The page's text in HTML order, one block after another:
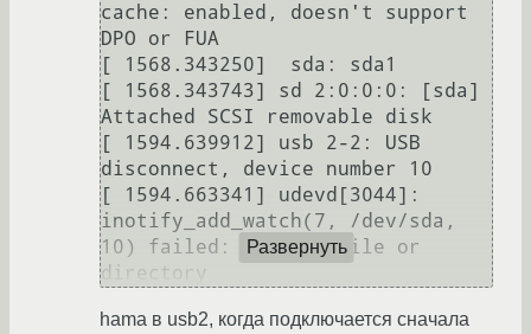
cache: enabled, doesn't support
DPO or FUA
[ 1568.343250]  sda: sda1
[ 1568.343743] sd 2:0:0:0: [sda]
Attached SCSI removable disk
[ 1594.639912] usb 2-2: USB
disconnect, device number 10
[ 1594.663341] udevd[3044]:
inotify_add_watch(7, /dev/sda,
10) failed: No such file or
Развернуть
hama в usb2, когда подключается сначала